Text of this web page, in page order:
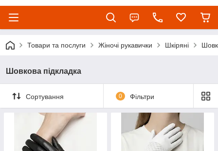
Товари та послуги Жіночі рукавички Шкіряні
Шовкова підкладка
Сортування 0 Фільтри